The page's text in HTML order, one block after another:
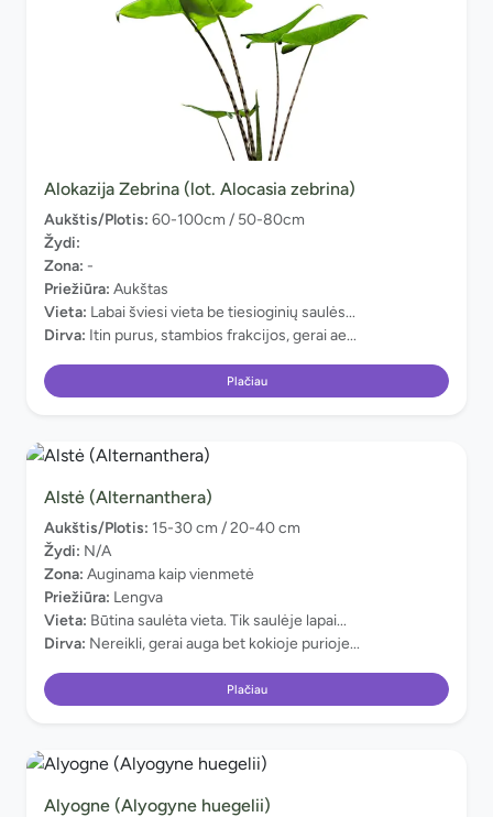
Alokazija Zebrina (lot. Alocasia zebrina)
Aukštis/Plotis: 60-100cm / 50-80cm
Žydi:
Zona: -
Priežiūra: Aukštas
Vieta: Labai šviesi vieta be tiesioginių saulės...
Dirva: Itin purus, stambios frakcijos, gerai ae...
Plačiau
Alstė (Alternanthera)
Aukštis/Plotis: 15-30 cm / 20-40 cm
Žydi: N/A
Zona: Auginama kaip vienmetė
Priežiūra: Lengva
Vieta: Būtina saulėta vieta. Tik saulėje lapai...
Dirva: Nereikli, gerai auga bet kokioje purioje...
Plačiau
Alyogne (Alyogyne huegelii)